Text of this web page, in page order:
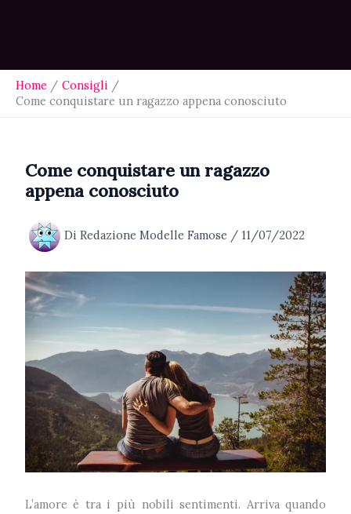
Home
Consigli
Come conquistare un ragazzo appena conosciuto
Come conquistare un ragazzo
appena conosciuto
Di Redazione Modelle Famose / 11/07/2022
L’amore è tra i più nobili sentimenti. Arriva quando